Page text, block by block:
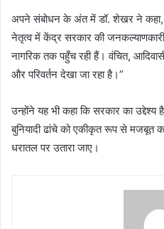
अपने संबोधन के अंत में डॉ. शेखर ने कहा,
नेतृत्व में केंद्र सरकार की
नागरिक तक पहुँच रही हैं। वंचित,
और परिवर्तन देखा जा रहा है।”
उन्होंने यह भी कहा कि सरकार का
बुनियादी ढांचे को एकीकृत रूप से मजबूत
धरातल पर उतारा जाए।